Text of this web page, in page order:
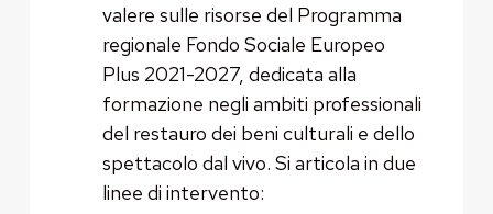
valere sulle risorse del Programma
regionale Fondo Sociale Europeo
Plus 2021-2027, dedicata alla
formazione negli ambiti professionali
del restauro dei beni culturali e dello
spettacolo dal vivo. Si articola in due
linee di intervento: